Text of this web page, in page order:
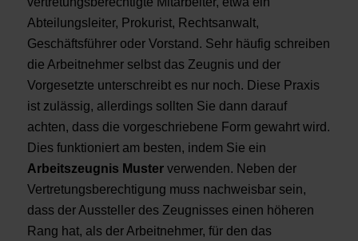
Abteilungsleiter, Prokurist, Rechtsanwalt,
Geschäftsführer oder Vorstand. Sehr häufig schreiben
die Arbeitnehmer selbst das Zeugnis und der
Vorgesetzte unterschreibt es nur noch. Diese Praxis
ist zulässig, allerdings sollten Sie dann darauf
achten, dass die vorgeschriebene Form gewahrt wird.
Dies funktioniert am besten, indem Sie ein
Arbeitszeugnis Musterverwenden. Neben der
Vertretungsberechtigung muss nachweisbar sein,
dass der Aussteller des Zeugnisses einen höheren
Rang hat, als der Arbeitnehmer, für den das